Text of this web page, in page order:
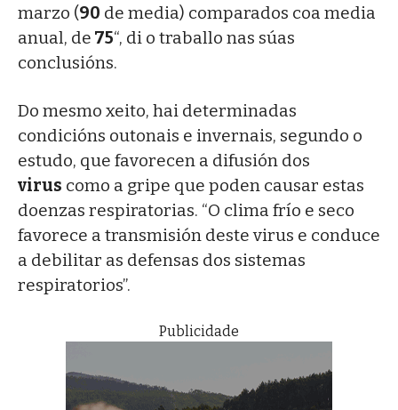
marzo (90 de media) comparados coa media
anual, de 75“, di o traballo nas súas
conclusións.
Do mesmo xeito, hai determinadas
condicións outonais e invernais, segundo o
estudo, que favorecen a difusión dos
virus como a gripe que poden causar estas
doenzas respiratorias. “O clima frío e seco
favorece a transmisión deste virus e conduce
a debilitar as defensas dos sistemas
respiratorios”.
Publicidade